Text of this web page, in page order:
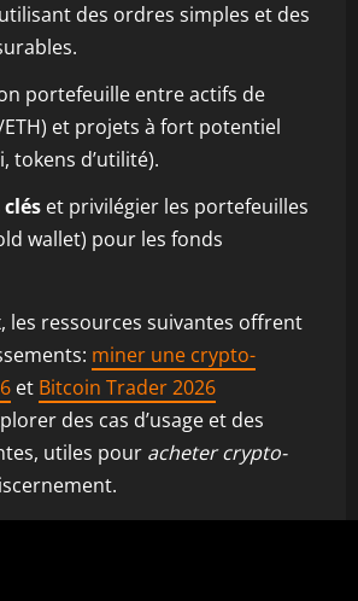
des ordres simples et des
portefeuille entre actifs de
ETH) et projets à fort potentiel
tokens d’utilité).
et privilégier les portefeuilles
wallet) pour les fonds
les ressources suivantes offrent
miner une crypto-
et Bitcoin Trader 2026
des cas d’usage et des
utiles pour acheter crypto-